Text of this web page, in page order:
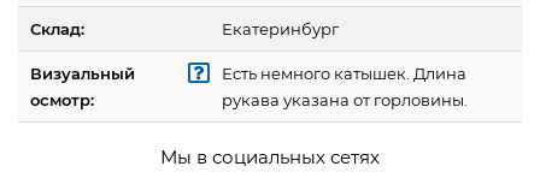
Склад: Екатеринбург
Визуальный
осмотр:
Есть немного катышек. Длина
рукава указана от горловины.
Мы в социальных сетях